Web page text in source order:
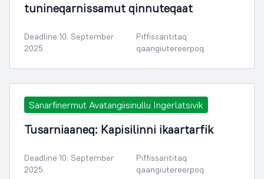
tunineqarnissamut qinnuteqaat
Deadline 10. September
2025
Piffissarititaq
qaangiutereerpoq
Sanarfinermut Avatangiisinullu Ingerlatsivik
Tusarniaaneq: Kapisilinni ikaartarfik
Deadline 10. September
2025
Piffissarititaq
qaangiutereerpoq